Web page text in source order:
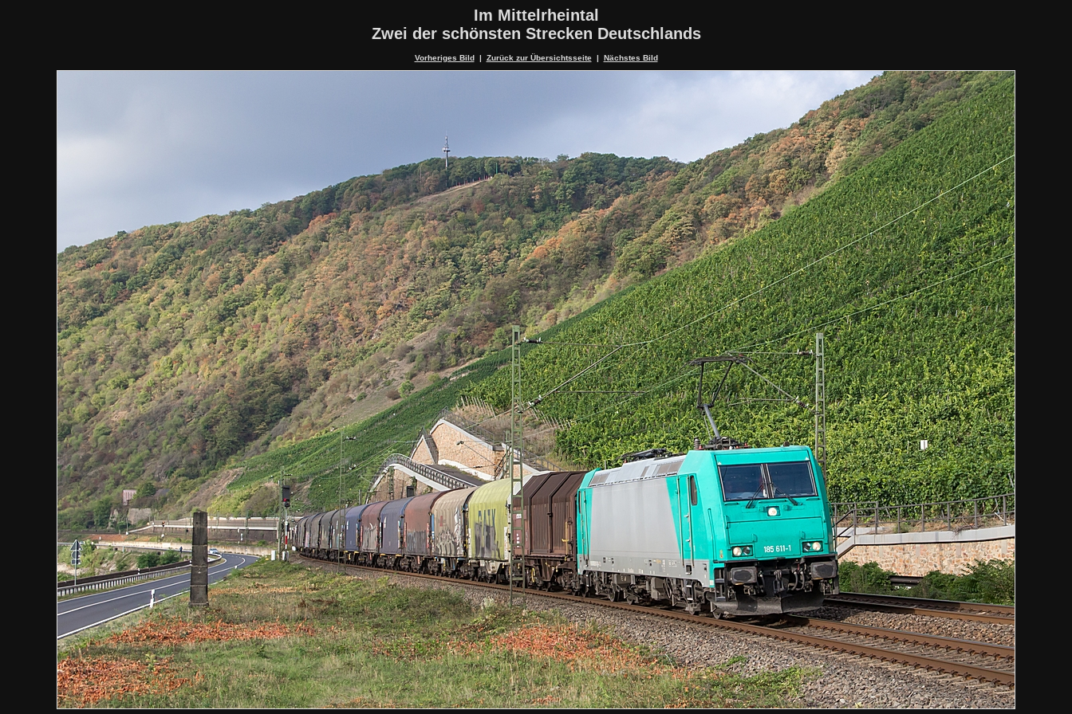
Im Mittelrheintal
Zwei der schönsten Strecken Deutschlands
Vorheriges Bild Zurück zur Übersichtsseite| Nächstes Bild